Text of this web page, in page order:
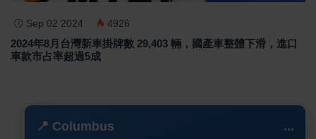
Sep 02 2024 4926
2024年8月台灣新車掛牌數 29,403 輛，國產車整體下滑，進口
車款市占率超過5成
📍 Columbus ...